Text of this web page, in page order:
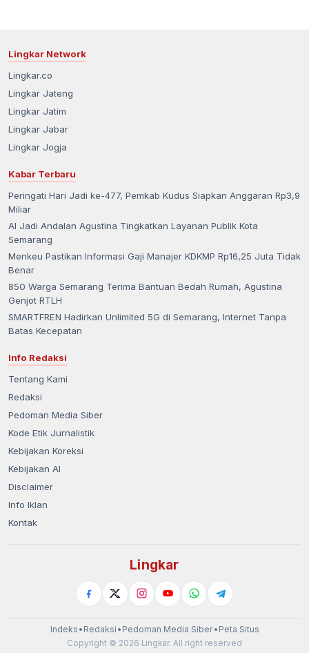
Lingkar Network
Lingkar.co
Lingkar Jateng
Lingkar Jatim
Lingkar Jabar
Lingkar Jogja
Kabar Terbaru
Peringati Hari Jadi ke-477, Pemkab Kudus Siapkan Anggaran Rp3,9
Miliar
AI Jadi Andalan Agustina Tingkatkan Layanan Publik Kota
Semarang
Menkeu Pastikan Informasi Gaji Manajer KDKMP Rp16,25 Juta Tidak
Benar
850 Warga Semarang Terima Bantuan Bedah Rumah, Agustina
Genjot RTLH
SMARTFREN Hadirkan Unlimited 5G di Semarang, Internet Tanpa
Batas Kecepatan
Info Redaksi
Tentang Kami
Redaksi
Pedoman Media Siber
Kode Etik Jurnalistik
Kebijakan Koreksi
Kebijakan AI
Disclaimer
Info Iklan
Kontak
Lingkar
Indeks • Redaksi • Pedoman Media Siber• Peta Situs
Copyright © 2026 Lingkar. All right reserved